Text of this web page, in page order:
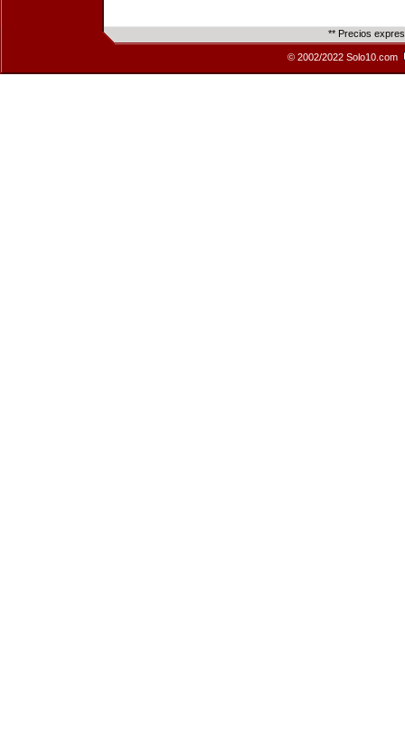
** Precios
© 2002/2022 Solo10.com